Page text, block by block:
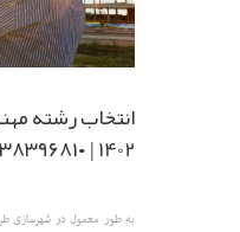
انتخاب رشته
1402 | ۰۸۳۳۸۳۹۶۸۱۰
به طور معمول در شهرسازی